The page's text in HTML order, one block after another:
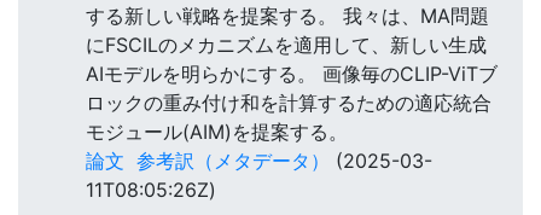
する新しい戦略を提案する。 我々は、MA問題
にFSCILのメカニズムを適用して、新しい生成
AIモデルを明らかにする。 画像毎のCLIP-ViTブ
ロックの重み付け和を計算するための適応統合
モジュール(AIM)を提案する。
論文 参考訳（メタデータ）
(2025-03-
11T08:05:26Z)